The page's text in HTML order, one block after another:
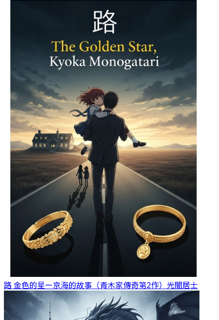
路 金色的星ー京海的故事（青木家傳奇第2作） 光闇居士